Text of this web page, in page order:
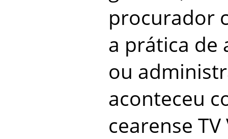
procurador
a prática de
ou
aconteceu
cearense